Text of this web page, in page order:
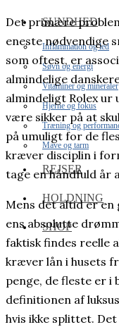
SUNDHED
Inflammation og led
Søvn og energi
Vitaminer og mineraler
Hjerne og fokus
Træning og
Mave og tarm
REJSER
HOLDNING
SHOP
Det primære
eneste nødvendige
som oftest, er
almindelige
almindeligt Rolex ur
være sikker på at
på umuligt for de
kræver disciplin i
tage en håndfuld år
Mens det altid er en
ens absolutte
faktisk findes reelle
kræver lån i husets
penge, de fleste er i
definitionen af
hvis ikke splittet.